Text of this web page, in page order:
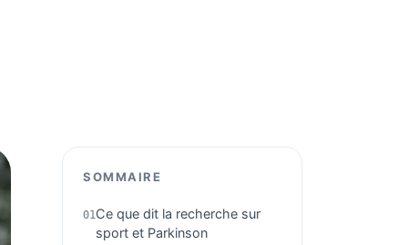
SOMMAIRE
Ce que dit la recherche sur
sport et Parkinson